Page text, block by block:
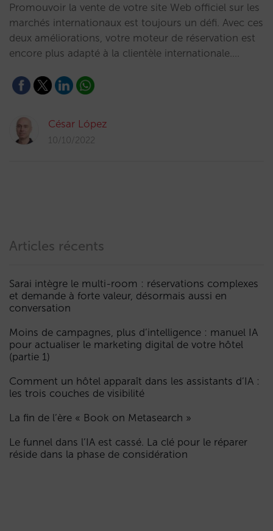
Promouvoir la vente de votre site Web officiel sur les
marchés internationaux est toujours un défi. Avec ces
deux améliorations, votre moteur de réservation est
encore plus adapté à la clientèle internationale.…
César López
10/10/2022
Articles récents
Sarai intègre le multi-room : réservations complexes
et demande à forte valeur, désormais aussi en
conversation
Moins de campagnes, plus d’intelligence : manuel IA
pour actualiser le marketing digital de votre hôtel
(partie 1)
Comment un hôtel apparaît dans les assistants d’IA :
les trois couches de visibilité
La fin de l’ère « Book on Metasearch »
Le funnel dans l’IA est cassé. La clé pour le réparer
réside dans la phase de considération